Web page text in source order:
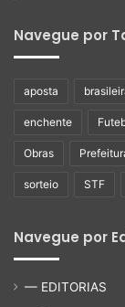
Navegue por
aposta
enchente
Obras
sorteio STF
Navegue por
— EDITORIAS